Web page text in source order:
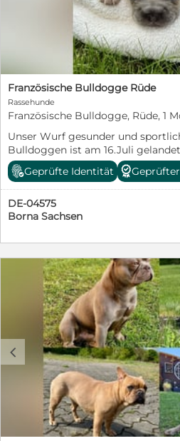
Französische Bulldogge Rüde
Rassehunde
Französische Bulldogge, Rüde, 1
Unser Wurf gesunder und
Bulldoggen ist am 16.Juli
prächtig und wir vergeben nun unsere Termine zum
persönlichen Kennenlernen!
Geprüfte Identität
DE-04575
Borna Sachsen
c